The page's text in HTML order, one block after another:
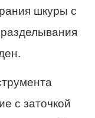
шкуры с
с заточкой